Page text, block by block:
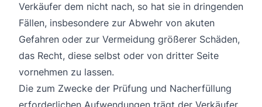
Verkäufer dem nicht nach, so hat sie in dringenden
Fällen, insbesondere zur Abwehr von akuten
Gefahren oder zur Vermeidung größerer Schäden,
das Recht, diese selbst oder von dritter Seite
vornehmen zu lassen.
Die zum Zwecke der Prüfung und Nacherfüllung
erforderlichen Aufwendungen trägt der Verkäufer